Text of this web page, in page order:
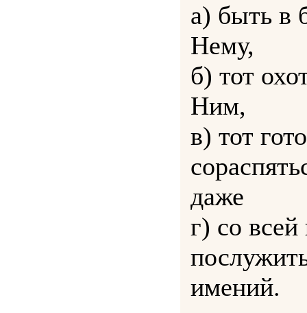
а) быть в
Нему,
б) тот
Ним,
в) тот
даже
г) со
имений.